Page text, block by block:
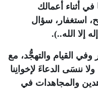
في أثناء أعمالك
استغفار، سؤال
إلا الله..).
وفي القيام والتهجُّد، مع
ننسَى الدعاءَ لإخوانِنا
والمجاهدات في